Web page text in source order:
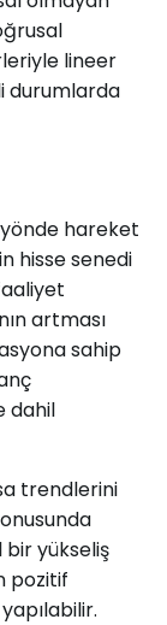
lineer
durumlarda
hareket
hisse senedi
artması
sahip
dahil
trendlerini
yükseliş
pozitif